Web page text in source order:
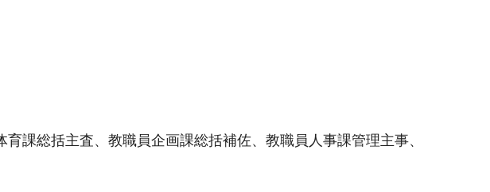
課総括主査、教職員企画課総括補佐、教職員人事課管理主事、